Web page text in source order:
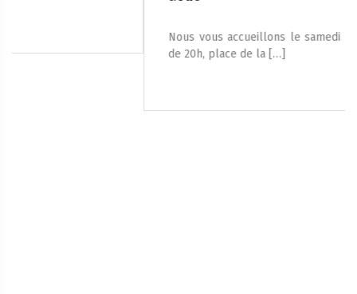
Nous vous accueillons le samedi 8 août 2026, à partir
de 20h, place de la […]